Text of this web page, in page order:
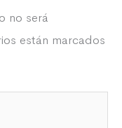
no será
están marcados